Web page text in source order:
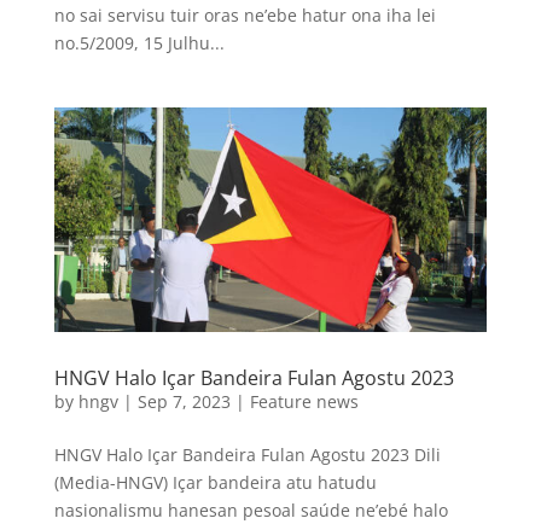
no sai servisu tuir oras ne’ebe hatur ona iha lei
no.5/2009, 15 Julhu...
HNGV Halo Içar Bandeira Fulan Agostu 2023
by hngv| Sep 7, 2023 | Feature news
HNGV Halo Içar Bandeira Fulan Agostu 2023 Dili
(Media-HNGV) Içar bandeira atu hatudu
nasionalismu hanesan pesoal saúde ne’ebé halo